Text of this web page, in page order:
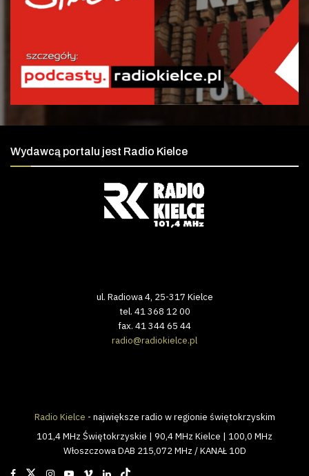
Wydawcą portalu jest Radio Kielce
ul. Radiowa 4, 25-317 Kielce
tel. 41 368 12 00
fax. 41 344 65 44
radio@radiokielce.pl
Radio Kielce - największe radio w regionie świętokrzyskim
101,4 MHz Świętokrzyskie | 90,4 MHz Kielce | 100,0 MHz
Włoszczowa DAB 215,072 MHz / KANAŁ 10D